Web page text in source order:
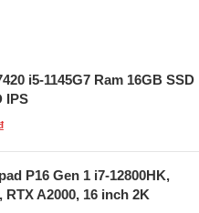
i5-1145G7 Ram 16GB SSD
IPS
P16 Gen 1 i7-12800HK,
A2000, 16 inch 2K